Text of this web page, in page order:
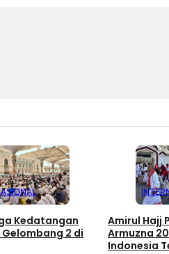
Kedatangan
2 di
Amirul Hajj
Armuzna
Indonesia